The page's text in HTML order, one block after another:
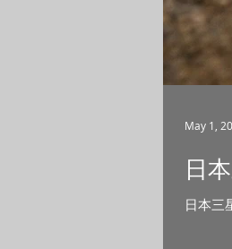
日
日本三
May 1,